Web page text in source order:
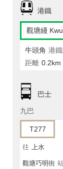
港鐵
觀塘綫
牛頭角 港
距離 0.2km
巴士
九巴
T277
往 上水
觀塘巧明街